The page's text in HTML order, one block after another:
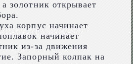
золотник открывает
корпус начинает
начинает
из-за движения
Запорный колпак на